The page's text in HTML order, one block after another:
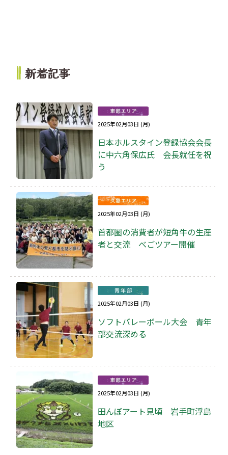
新着記事
2025年02月03日 (月)
日本ホルスタイン登録協会会長
に中六角保広氏 会長就任を祝
う
2025年02月03日 (月)
首都圏の消費者が短角牛の生産
者と交流 べごツアー開催
2025年02月03日 (月)
ソフトバレーボール大会 青年
部交流深める
2025年02月03日 (月)
田んぼアート見頃 岩手町浮島
地区